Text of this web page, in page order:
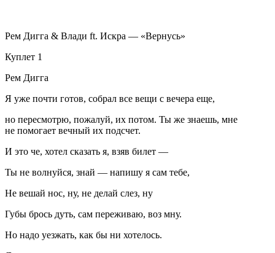
Рем Дигга & Влади ft. Искра — «Вернусь»
Куплет 1
Рем Дигга
Я уже почти готов, собрал все вещи с вечера еще,
но пересмотрю, пожалуй, их потом. Ты же знаешь, мне
не помогает вечный их подсчет.
И это че, хотел сказать я, взяв билет —
Ты не волнуйся, знай — напишу я сам тебе,
Не вешай нос, ну, не делай слез, ну
Губы брось дуть, сам переживаю, воз мну.
Но надо уезжать, как бы ни хотелось.